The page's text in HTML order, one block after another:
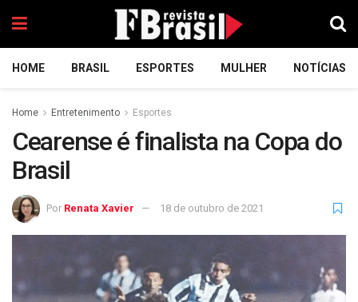
HOME BRASIL ESPORTES MULHER NOTÍCIAS
Home Entretenimento Esportes
Cearense é finalista na Copa do
Brasil
Por Renata Xavier 18 de outubro de 2021